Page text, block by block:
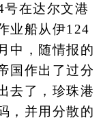
在达尔文港
业船从伊124
中，随情报的
国作出了过分
去了，珍珠港
，并用分散的